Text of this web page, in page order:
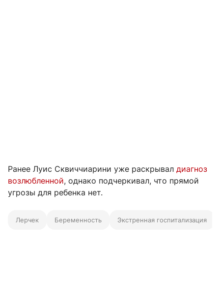
Ранее Луис Сквиччиарини уже раскрывал диагноз
возлюбленной, однако подчеркивал, что прямой
угрозы для ребенка нет.
Лерчек Беременность Экстренная госпитализация